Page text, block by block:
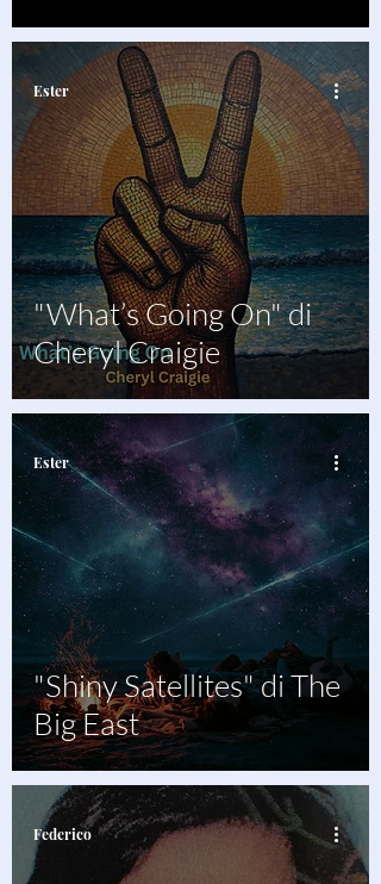
"What’s Going On" di
Cheryl Craigie
Ester
"Shiny Satellites" di The
Big East
Ester
Federico